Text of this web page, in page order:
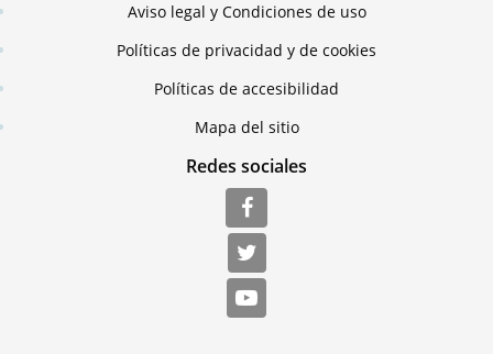
Aviso legal y Condiciones de uso
Políticas de privacidad y de cookies
Políticas de accesibilidad
Mapa del sitio
Redes sociales